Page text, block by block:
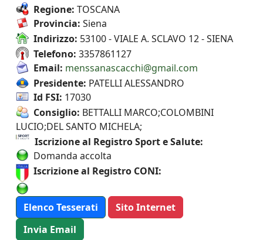
Regione: TOSCANA
Provincia: Siena
Indirizzo: 53100 - VIALE A. SCLAVO 12 - SIENA
Telefono: 3357861127
Email: menssanascacchi@gmail.com
Presidente: PATELLI ALESSANDRO
Id FSI: 17030
Consiglio: BETTALLI MARCO;COLOMBINI
LUCIO;DEL SANTO MICHELA;
Iscrizione al Registro Sport e Salute:
Domanda accolta
Iscrizione al Registro CONI:
Elenco Tesserati
Sito Internet
Invia Email